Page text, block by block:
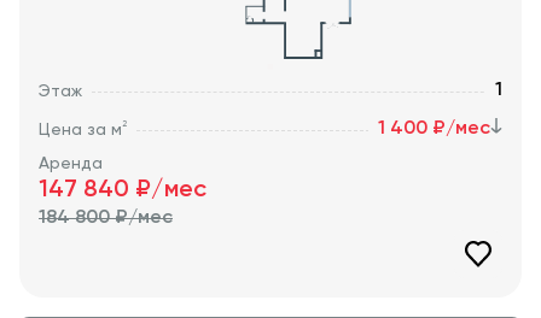
Этаж 1
Цена за м2 1 400 ₽/мес
Аренда
147 840 ₽/мес
184 800₽/мес